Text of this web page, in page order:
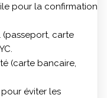
pour la confirmation
carte
(carte bancaire,
éviter les